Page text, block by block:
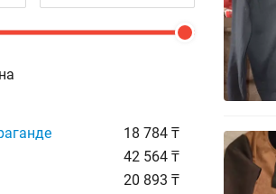
18 784 ₸
42 564 ₸
20 893 ₸